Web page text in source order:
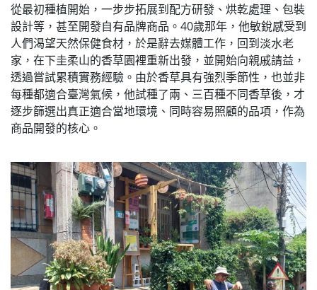
從最初種植開始，一步步拓展到配方研發、烘乾處理、包裝
設計等，甚至開發自有品牌商品。40歲那年，他敏銳感受到
人們渴望天然保健食材，於是辭去媒體工作，回到淡水老
家，在下圭柔山的香草園裡重新出發，並開始向親戚請益，
透過嘗試累積實務經驗。由於香草具有強烈季節性，也並非
每種都適合臺灣氣候，他試種了兩、三百種不同香草後，才
逐步篩選出真正適合當地環境、同時容易照顧的品項，作為
商品開發的核心。